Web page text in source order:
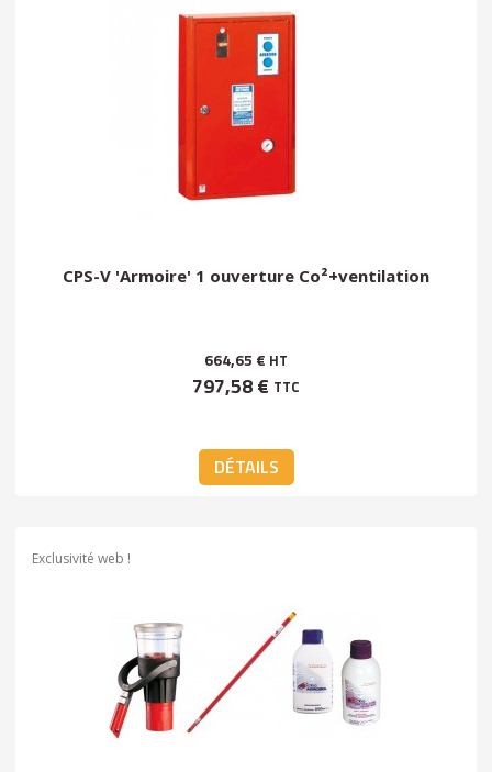
CPS-V 'Armoire' 1 ouverture Co²+ventilation
664,65 € HT
797,58 € TTC
DÉTAILS
Exclusivité web !